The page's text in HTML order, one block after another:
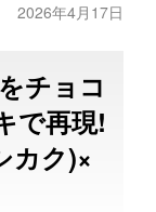
2026年4月17日
チョコ
で再現!
カク)×